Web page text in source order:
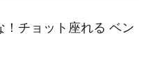
チョット座れる ベン